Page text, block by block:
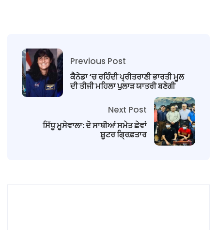
Previous Post
ਕੈਨੇਡਾ ‘ਚ ਰਹਿੰਦੀ ਪ੍ਰੀਤਰਾਣੀ ਭਾਰਤੀ ਮੂਲ
ਦੀ ਤੀਜੀ ਮਹਿਲਾ ਪੁਲਾੜ ਯਾਤਰੀ ਬਣੇਗੀ
Next Post
ਸਿੱਧੂ ਮੂਸੇਵਾਲਾ: ਦੋ ਸਾਥੀਆਂ ਸਮੇਤ ਛੇਵਾਂ
ਸ਼ੂਟਰ ਗ੍ਰਿਫ਼ਤਾਰ